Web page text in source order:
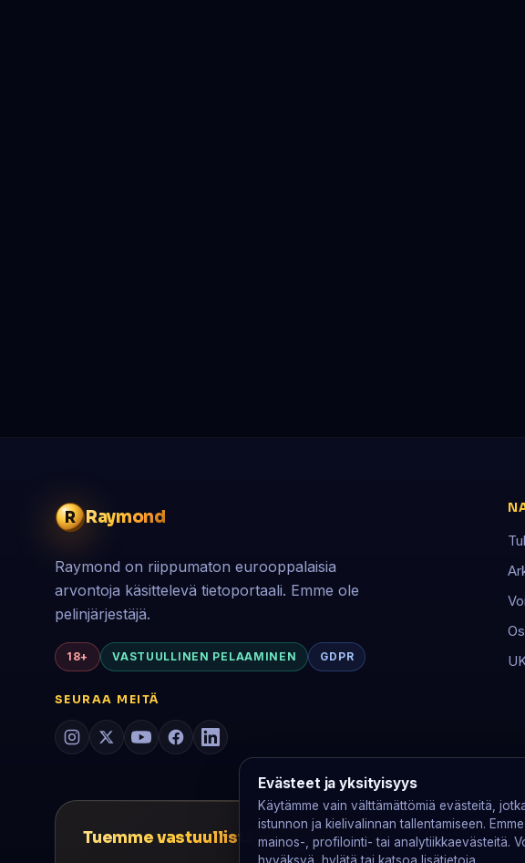
R Raymond
Raymond on riippumaton eurooppalaisia
arvontoja käsittelevä tietoportaali. Emme ole
pelinjärjestäjä.
18+ VASTUULLINEN PELAAMINEN GDPR
SEURAA MEITÄ
Tuemme vastuullista pelaamista
Evästeet ja yksityisyys
Käytämme vain välttämättömiä evästeitä,
istunnon ja kielivalinnan tallentamiseen.
mainos-, profilointi- tai analytiikkaevästeitä.